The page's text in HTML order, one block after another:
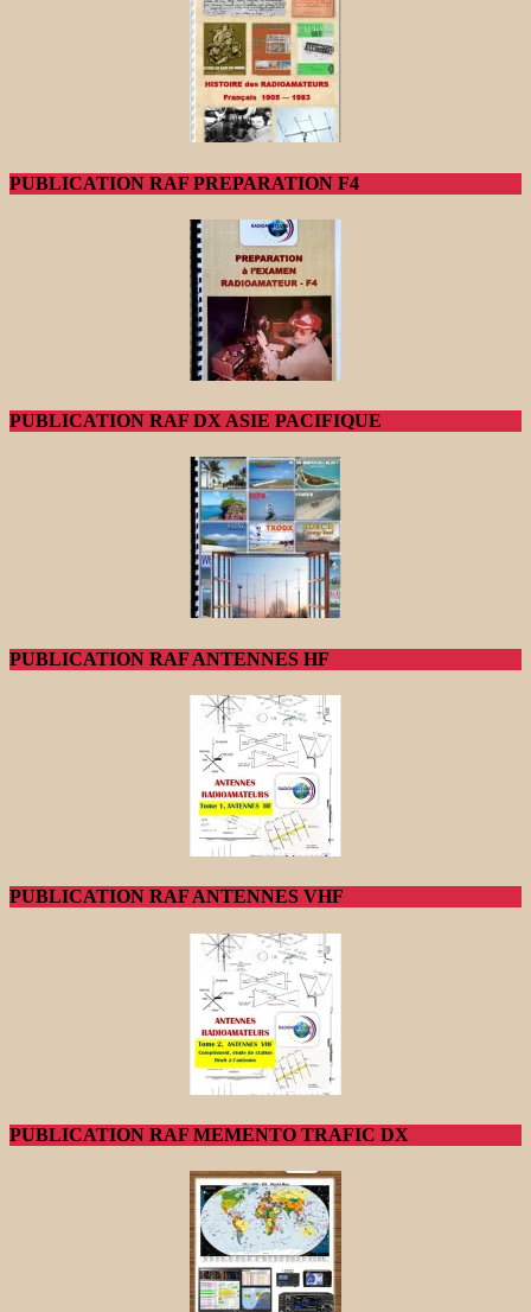
PUBLICATION RAF PREPARATION F4
PUBLICATION RAF DX ASIE PACIFIQUE
PUBLICATION RAF ANTENNES HF
PUBLICATION RAF ANTENNES VHF
PUBLICATION RAF MEMENTO TRAFIC DX